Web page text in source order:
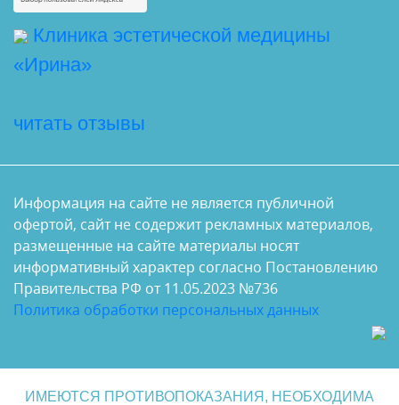
Клиника эстетической медицины
«Ирина»
читать отзывы
Информация на сайте не является публичной
офертой, сайт не содержит рекламных материалов,
размещенные на сайте материалы носят
информативный характер согласно Постановлению
Правительства РФ от 11.05.2023 №736
Политика обработки персональных данных
ИМЕЮТСЯ ПРОТИВОПОКАЗАНИЯ, НЕОБХОДИМА